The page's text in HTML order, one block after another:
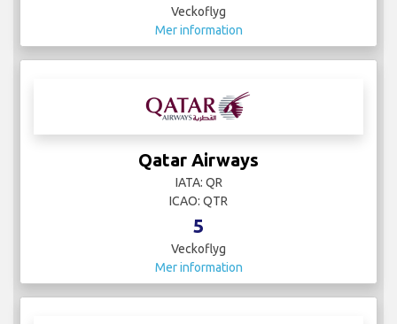
Veckoflyg
Mer information
Qatar Airways
IATA: QR
ICAO: QTR
5
Veckoflyg
Mer information